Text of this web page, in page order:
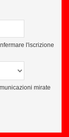
l'iscrizione
mirate